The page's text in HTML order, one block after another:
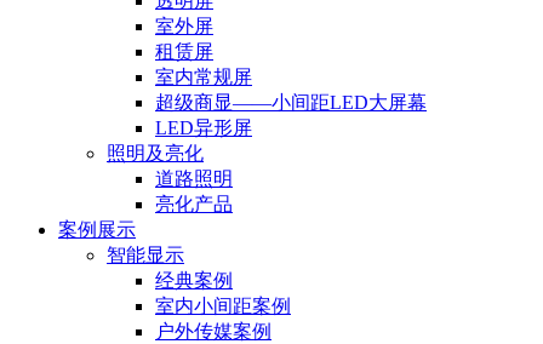
室外屏
租赁屏
室内常规屏
超级商显——小间距LED大屏幕
LED异形屏
照明及亮化
道路照明
亮化产品
案例展示
智能显示
经典案例
室内小间距案例
户外传媒案例